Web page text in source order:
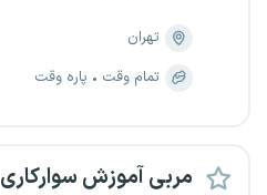
تهران
تمام وقت
پاره وقت
مربی آموزش سوارکاری